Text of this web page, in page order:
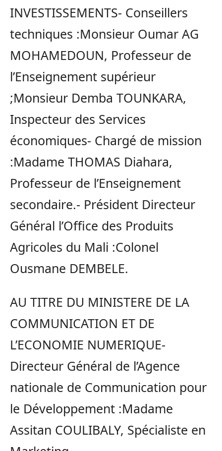
INVESTISSEMENTS- Conseillers
techniques :Monsieur Oumar AG
MOHAMEDOUN, Professeur de
l’Enseignement supérieur
;Monsieur Demba TOUNKARA,
Inspecteur des Services
économiques- Chargé de mission
:Madame THOMAS Diahara,
Professeur de l’Enseignement
secondaire.- Président Directeur
Général l’Office des Produits
Agricoles du Mali :Colonel
Ousmane DEMBELE.
AU TITRE DU MINISTERE DE LA
COMMUNICATION ET DE
L’ECONOMIE NUMERIQUE-
Directeur Général de l’Agence
nationale de Communication pour
le Développement :Madame
Assitan COULIBALY, Spécialiste en